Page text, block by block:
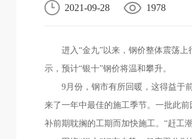
2021-09-28 1978
进入“金九”以来，钢价整体震荡上
示，预计“银十”钢价将温和攀升。
9月份，钢市有所回暖，这得益于前
来了一年中最佳的施工季节。一批此
补前期耽搁的工期而加快施工。“赶工